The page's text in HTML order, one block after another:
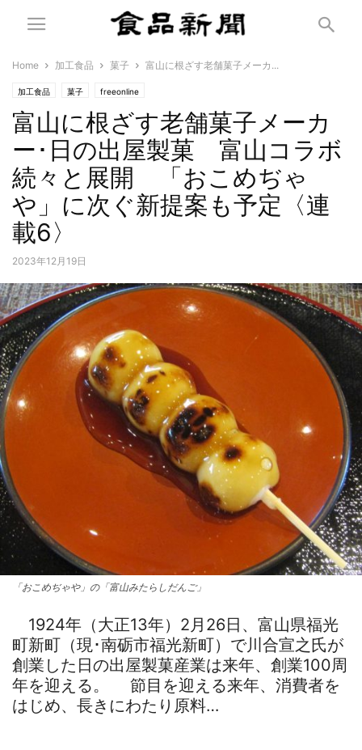
Home 加工食品 菓子 富山に根ざす老舗菓子メーカ...
加工食品 菓子 freeonline
富山に根ざす老舗菓子メーカ
ー･日の出屋製菓 富山コラボ
続々と展開 「おこめぢゃ
や」に次ぐ新提案も予定〈連
載6〉
2023年12月19日
「おこめぢゃや」の「富山みたらしだんご」
1924年（大正13年）2月26日、富山県福光
町新町（現･南砺市福光新町）で川合宣之氏が
創業した日の出屋製菓産業は来年、創業100周
年を迎える。 節目を迎える来年、消費者を
はじめ、長きにわたり原料…